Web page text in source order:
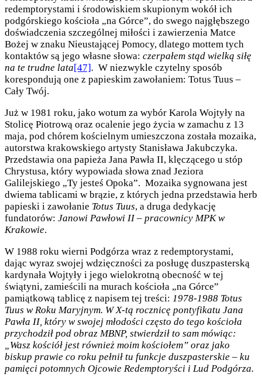
redemptorystami i środowiskiem skupionym wokół ich
podgórskiego kościoła „na Górce”, do swego najgłębszego
doświadczenia szczególnej miłości i zawierzenia Matce
Bożej w znaku Nieustającej Pomocy, dlatego mottem tych
kontaktów są jego własne słowa: czerpałem stąd wielką siłę
na te trudne lata[47]. W niezwykle czytelny sposób
korespondują one z papieskim zawołaniem: Totus Tuus –
Cały Twój.
Już w 1981 roku, jako wotum za wybór Karola Wojtyły na
Stolicę Piotrową oraz ocalenie jego życia w zamachu z 13
maja, pod chórem kościelnym umieszczona została mozaika,
autorstwa krakowskiego artysty Stanisława Jakubczyka.
Przedstawia ona papieża Jana Pawła II, klęczącego u stóp
Chrystusa, który wypowiada słowa znad Jeziora
Galilejskiego „Ty jesteś Opoka”. Mozaika sygnowana jest
dwiema tablicami w brązie, z których jedna przedstawia herb
papieski i zawołanie Totus Tuus, a druga dedykację
fundatorów: Janowi Pawłowi II – pracownicy MPK w
Krakowie.
W 1988 roku wierni Podgórza wraz z redemptorystami,
dając wyraz swojej wdzięczności za posługę duszpas­terską
kardynała Wojtyły i jego wielokrotną obecność w tej
świątyni, zamieścili na murach kościoła „na Górce”
pamiątkową tablicę z napisem tej treści: 1978-1988 Totus
Tuus w Roku Maryjnym. W X-tą rocznicę pontyfikatu Jana
Pawła II, który w swojej młodości często do tego kościoła
przychodził pod obraz MBNP, stwierdził to sam mówiąc:
„Wasz kościół jest również moim kościołem” oraz jako
biskup prawie co roku pełnił tu funkcje duszpasterskie – ku
pamięci potomnych Ojcowie Redemptoryści i Lud Podgórza.